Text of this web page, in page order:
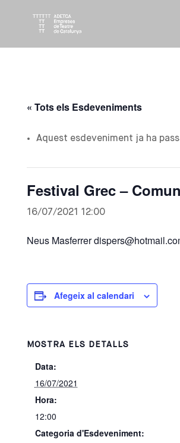
« Tots els Esdeveniments
Aquest esdeveniment ja ha
Festival Grec –
16/07/2021 12:00
Neus Masferrer
Afegeix al calendari
MOSTRA ELS DETALLS
Data:
16/07/2021
Hora:
12:00
Categoria d'Esdeveniment: